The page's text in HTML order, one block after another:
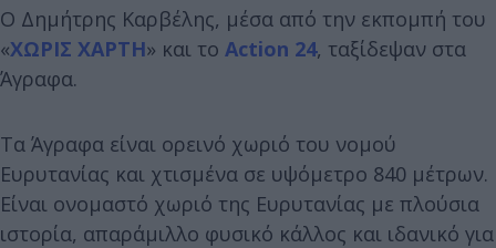
Ο Δημήτρης Καρβέλης, μέσα από την εκπομπή του
«ΧΩΡΙΣ ΧΑΡΤΗ» και το Action 24, ταξίδεψαν στα
Άγραφα.
Τα Άγραφα είναι ορεινό χωριό του νομού
Ευρυτανίας και χτισμένα σε υψόμετρο 840 μέτρων.
Είναι ονομαστό χωριό της Ευρυτανίας με πλούσια
ιστορία, απαράμιλλο φυσικό κάλλος και ιδανικό για